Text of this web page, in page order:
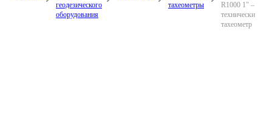
геодезического
оборудования
тахеометры
R1000 1″ –
технический
тахеометр